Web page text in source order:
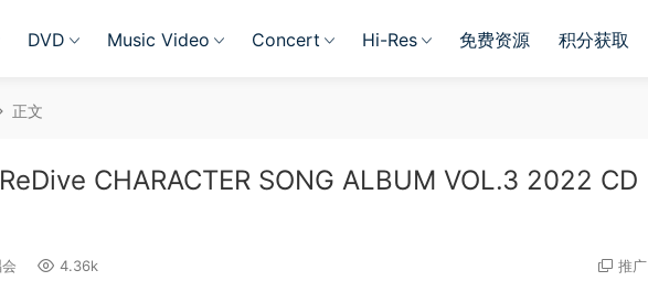
DVD Music Video Concert Hi-Res 免费资源 积分获取
正文
CHARACTER SONG ALBUM VOL.3 2022 CD
4.36k 推广